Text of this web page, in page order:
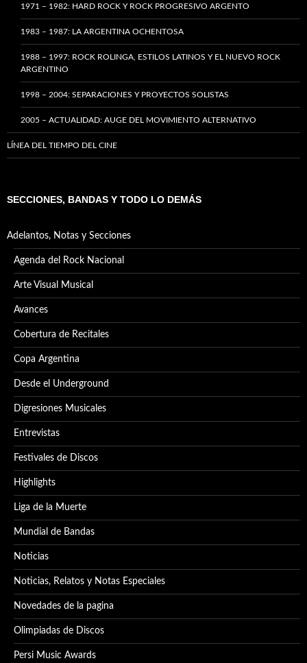
1971 – 1982: HARD ROCK Y ROCK PROGRESIVO ARGENTO
1983 – 1987: LA ARGENTINA OCHENTOSA
1988 – 1997: ROCK ROLINGA, ESTILOS LATINOS Y EL NUEVO ROCK
ARGENTINO
1998 – 2004: SEPARACIONES Y PROYECTOS SOLISTAS
2005 – ACTUALIDAD: AUGE DEL MOVIMIENTO ALTERNATIVO
LÍNEA DEL TIEMPO DEL CINE
SECCIONES, BANDAS Y TODO LO DEMÁS
Adelantos, Notas y Secciones
Agenda del Rock Nacional
Arte Visual Musical
Avances
Cobertura de Recitales
Copa Argentina
Desde el Underground
Digresiones Musicales
Entrevistas
Festivales de Discos
Highlights
Liga de la Muerte
Mundial de Bandas
Noticias
Noticias, Relatos y Notas Especiales
Novedades de la pagina
Olimpiadas de Discos
Persi Music Awards